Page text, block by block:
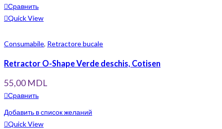
Сравнить
Quick View
Consumabile, Retractore bucale
Retractor O-Shape Verde deschis, Cotisen
55,00 MDL
Сравнить
Добавить в список желаний
Quick View